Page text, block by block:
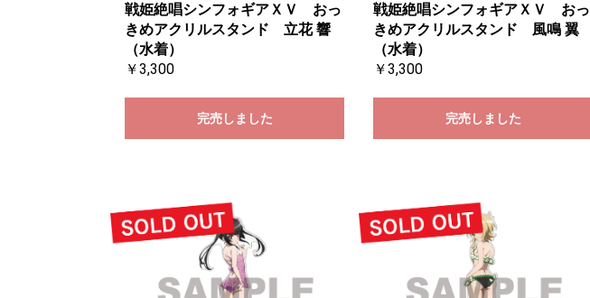
戦姫絶唱シンフォギアＸＶ おっ
きめアクリルスタンド 立花 響
（水着）
￥3,300
完売しました
戦姫絶唱シンフォギアＸＶ おっ
きめアクリルスタンド 風鳴 翼
（水着）
￥3,300
完売しました